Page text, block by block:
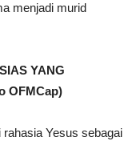
menjadi murid
YANG
OFMCap)
Yesus sebagai